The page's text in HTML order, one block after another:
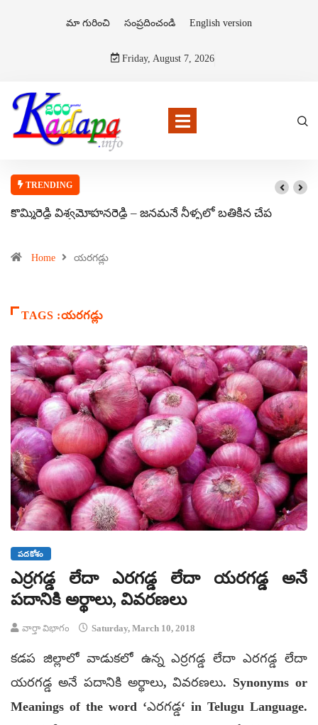
మా గురించి సంప్రదించండి English version
Friday, August 7, 2026
TRENDING
కొమ్మిరెడ్డి విశ్వమోహనరెడ్డి – జనమనే నీళ్ళలో బతికిన చేప
Home యరగడ్లు
TAGS :యరగడ్లు
పదకోశం
ఎర్రగడ్డ లేదా ఎరగడ్డ లేదా యరగడ్డ అనే
పదానికి అర్థాలు, వివరణలు
వార్తా విభాగం Saturday, March 10, 2018
కడప జిల్లాలో వాడుకలో ఉన్న ఎర్రగడ్డ లేదా ఎరగడ్డ లేదా
యరగడ్డ అనే పదానికి అర్థాలు, వివరణలు. Synonyms or
Meanings of the word ‘ఎరగడ్డ‘ in Telugu Language.